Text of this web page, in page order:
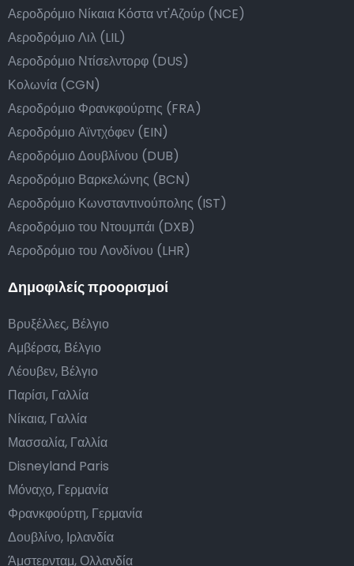
Αεροδρόμιο Νίκαια Κόστα ντ'Αζούρ (NCE)
Αεροδρόμιο Λιλ (LIL)
Αεροδρόμιο Ντίσελντορφ (DUS)
Κολωνία (CGN)
Αεροδρόμιο Φρανκφούρτης (FRA)
Αεροδρόμιο Αϊντχόφεν (EIN)
Αεροδρόμιο Δουβλίνου (DUB)
Αεροδρόμιο Βαρκελώνης (BCN)
Αεροδρόμιο Κωνσταντινούπολης (IST)
Αεροδρόμιο του Ντουμπάι (DXB)
Αεροδρόμιο του Λονδίνου (LHR)
Δημοφιλείς προορισμοί
Βρυξέλλες, Βέλγιο
Αμβέρσα, Βέλγιο
Λέουβεν, Βέλγιο
Παρίσι, Γαλλία
Νίκαια, Γαλλία
Μασσαλία, Γαλλία
Disneyland Paris
Μόναχο, Γερμανία
Φρανκφούρτη, Γερμανία
Δουβλίνο, Ιρλανδία
Άμστερνταμ, Ολλανδία